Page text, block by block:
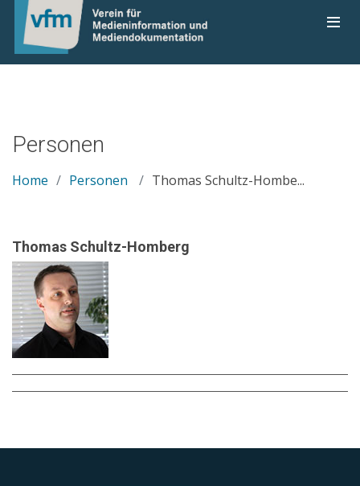
Personen
Home Personen Thomas Schultz-Hombe...
Thomas Schultz-Homberg